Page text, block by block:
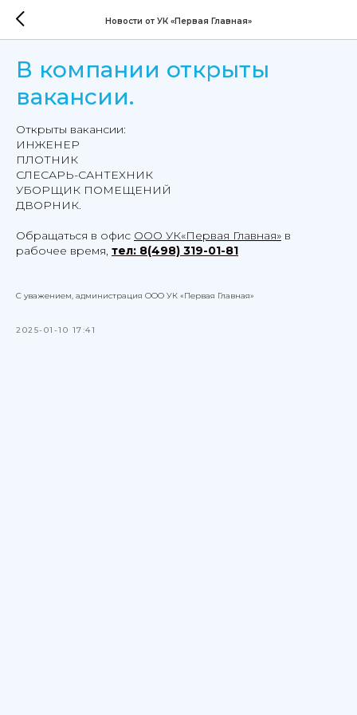
Новости от УК «Первая Главная»
В компании открыты
вакансии.
Открыты вакансии:
ИНЖЕНЕР
ПЛОТНИК
СЛЕСАРЬ-САНТЕХНИК
УБОРЩИК ПОМЕЩЕНИЙ
ДВОРНИК.
Обращаться в офис ООО УК«Первая Главная» в
рабочее время, тел: 8(498) 319-01-81
С уважением, администрация ООО УК «Первая Главная»
2025-01-10 17:41